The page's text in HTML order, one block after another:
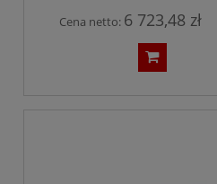
Cena netto: 6 723,48 zł